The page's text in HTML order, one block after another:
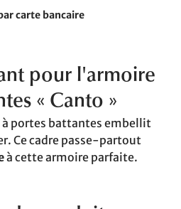
carte bancaire
pour l'armoire
« Canto »
portes battantes embellit
Ce cadre passe-partout
à cette armoire parfaite.